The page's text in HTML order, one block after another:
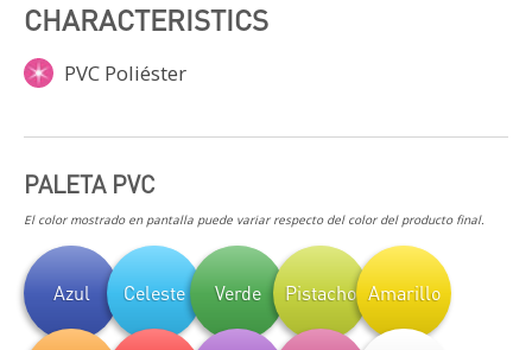
CHARACTERISTICS
PVC Poliéster
PALETA PVC
El color mostrado en pantalla puede variar respecto del color del producto final.
Azul Celeste Verde Pistacho Amarillo